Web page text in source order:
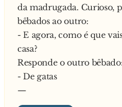
da madrugada. Curioso,
bêbados ao outro:
- E agora, como é que
casa?
Responde o outro
- De gatas
—